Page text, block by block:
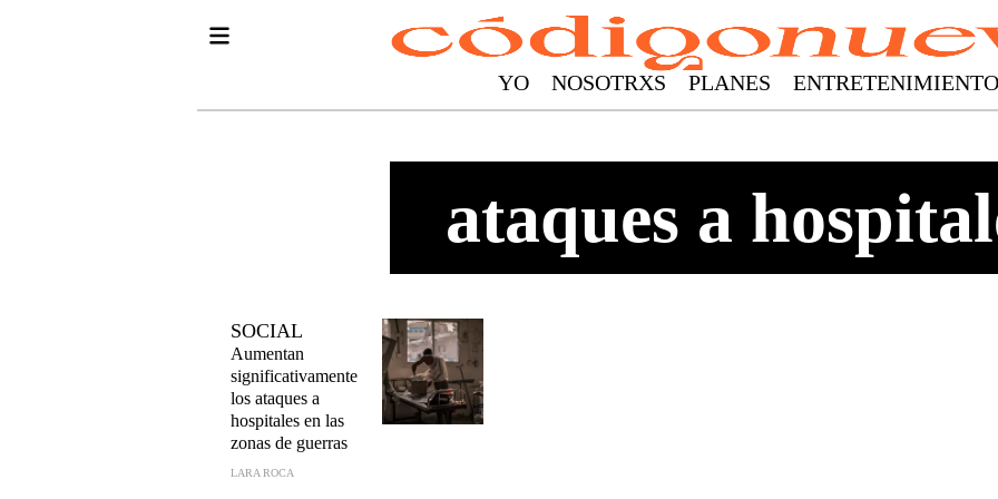
YO NOSOTRXS PLANES ENTRETENIMIENTO
ataques a
SOCIAL
Aumentan
significativamente
los ataques a
hospitales en las
zonas de guerras
LARA ROCA